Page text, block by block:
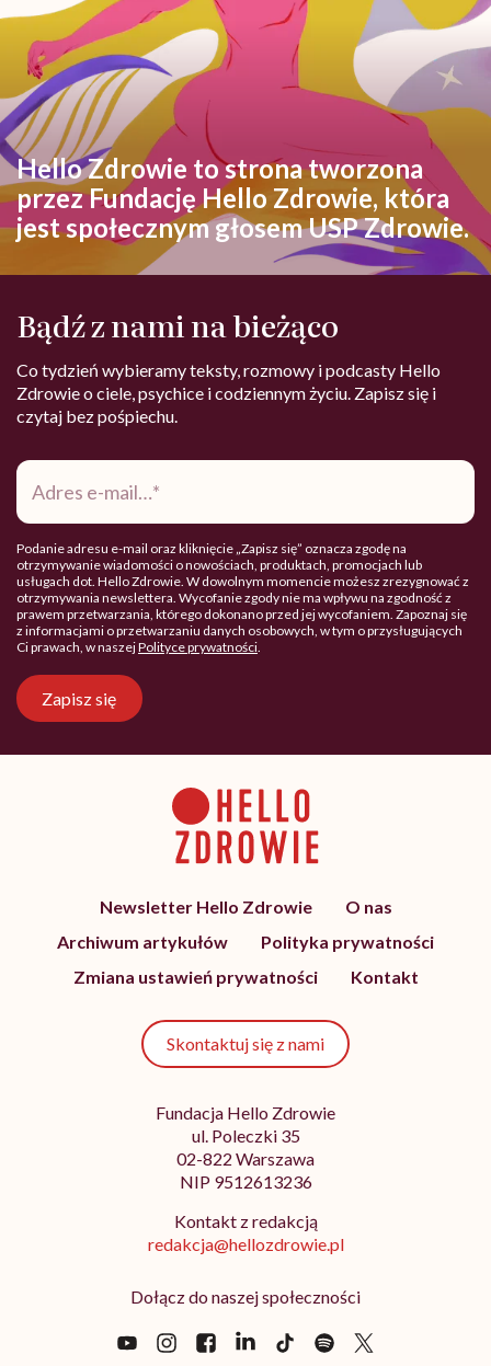
Hello Zdrowie to strona tworzona
przez Fundację Hello Zdrowie, która
jest społecznym głosem USP Zdrowie.
Bądź z nami na bieżąco
Co tydzień wybieramy teksty, rozmowy i podcasty Hello
Zdrowie o ciele, psychice i codziennym życiu. Zapisz się i
czytaj bez pośpiechu.
Adres
mail*
Podanie adresu e-mail oraz kliknięcie „Zapisz się” oznacza zgodę na
otrzymywanie wiadomości o nowościach, produktach, promocjach lub
usługach dot. Hello Zdrowie. W dowolnym momencie możesz zrezygnować z
otrzymywania newslettera. Wycofanie zgody nie ma wpływu na zgodność z
prawem przetwarzania, którego dokonano przed jej wycofaniem. Zapoznaj się
z informacjami o przetwarzaniu danych osobowych, w tym o przysługujących
Ci prawach, w naszejPolityce prywatności.
Zapisz się
Newsletter Hello Zdrowie
O nas
Archiwum artykułów
Polityka prywatności
Zmiana ustawień prywatności
Kontakt
Skontaktuj się z nami
Fundacja Hello Zdrowie
ul. Poleczki 35
02-822 Warszawa
NIP 9512613236
Kontakt z redakcją
redakcja@hellozdrowie.pl
Dołącz do naszej społeczności